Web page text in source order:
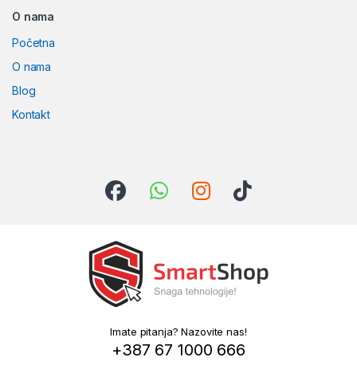
O nama
Početna
O nama
Blog
Kontakt
Imate pitanja? Nazovite nas!
+387 67 1000 666